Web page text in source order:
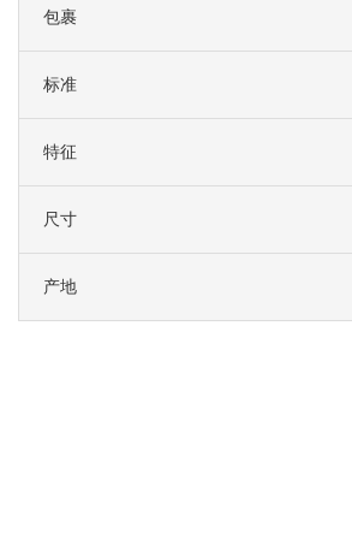
包裹
标准
特征
尺寸
产地